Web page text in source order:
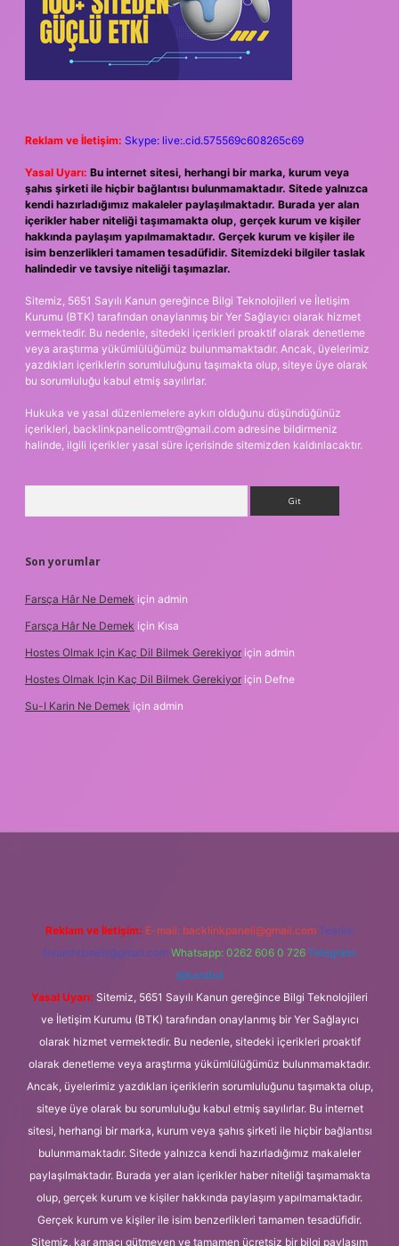
Reklam ve İletişim: Skype: live:.cid.575569c608265c69
Yasal Uyarı: Bu internet sitesi, herhangi bir marka, kurum veya
şahıs şirketi ile hiçbir bağlantısı bulunmamaktadır. Sitede yalnızca
kendi hazırladığımız makaleler paylaşılmaktadır. Burada yer alan
içerikler haber niteliği taşımamakta olup, gerçek kurum ve kişiler
hakkında paylaşım yapılmamaktadır. Gerçek kurum ve kişiler ile
isim benzerlikleri tamamen tesadüfidir. Sitemizdeki bilgiler taslak
halindedir ve tavsiye niteliği taşımazlar.
Sitemiz, 5651 Sayılı Kanun gereğince Bilgi Teknolojileri ve İletişim
Kurumu (BTK) tarafından onaylanmış bir Yer Sağlayıcı olarak hizmet
vermektedir. Bu nedenle, sitedeki içerikleri proaktif olarak denetleme
veya araştırma yükümlülüğümüz bulunmamaktadır. Ancak, üyelerimiz
yazdıkları içeriklerin sorumluluğunu taşımakta olup, siteye üye olarak
bu sorumluluğu kabul etmiş sayılırlar.
Hukuka ve yasal düzenlemelere aykırı olduğunu düşündüğünüz
içerikleri, backlinkpanelicomtr@gmail.com adresine bildirmeniz
halinde, ilgili içerikler yasal süre içerisinde sitemizden kaldırılacaktır.
Son yorumlar
Farsça Hâr Ne Demek için admin
Farsça Hâr Ne Demek için Kısa
Hostes Olmak Için Kaç Dil Bilmek Gerekiyor için admin
Hostes Olmak Için Kaç Dil Bilmek Gerekiyor için Defne
Su-I Karin Ne Demek için admin
Reklam ve İletişim: E-mail: backlinkpaneli@gmail.com Teams:
forumhizmeti@gmail.com Whatsapp: 0262 606 0 726 Telegram:
@karabul
Yasal Uyarı: Sitemiz, 5651 Sayılı Kanun gereğince Bilgi Teknolojileri
ve İletişim Kurumu (BTK) tarafından onaylanmış bir Yer Sağlayıcı
olarak hizmet vermektedir. Bu nedenle, sitedeki içerikleri proaktif
olarak denetleme veya araştırma yükümlülüğümüz bulunmamaktadır.
Ancak, üyelerimiz yazdıkları içeriklerin sorumluluğunu taşımakta olup,
siteye üye olarak bu sorumluluğu kabul etmiş sayılırlar. Bu internet
sitesi, herhangi bir marka, kurum veya şahıs şirketi ile hiçbir bağlantısı
bulunmamaktadır. Sitede yalnızca kendi hazırladığımız makaleler
paylaşılmaktadır. Burada yer alan içerikler haber niteliği taşımamakta
olup, gerçek kurum ve kişiler hakkında paylaşım yapılmamaktadır.
Gerçek kurum ve kişiler ile isim benzerlikleri tamamen tesadüfidir.
Sitemiz, kar amacı gütmeyen ve tamamen ücretsiz bir bilgi paylaşım